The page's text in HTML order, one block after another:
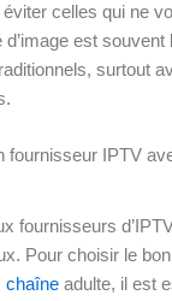
celles qui ne
d’image est
surtout
fournisseur IPTV
fournisseurs
Pour choisir le
chaîne adulte, il est